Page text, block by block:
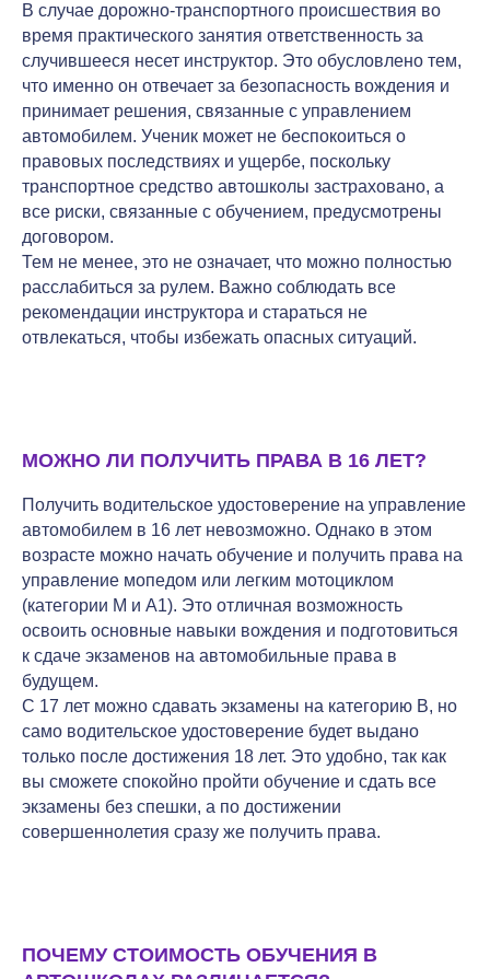
В случае дорожно-транспортного происшествия во
время практического занятия ответственность за
случившееся несет инструктор. Это обусловлено тем,
что именно он отвечает за безопасность вождения и
принимает решения, связанные с управлением
автомобилем. Ученик может не беспокоиться о
правовых последствиях и ущербе, поскольку
транспортное средство автошколы застраховано, а
все риски, связанные с обучением, предусмотрены
договором.
Тем не менее, это не означает, что можно полностью
расслабиться за рулем. Важно соблюдать все
рекомендации инструктора и стараться не
отвлекаться, чтобы избежать опасных ситуаций.
МОЖНО ЛИ ПОЛУЧИТЬ ПРАВА В 16 ЛЕТ?
Получить водительское удостоверение на управление
автомобилем в 16 лет невозможно. Однако в этом
возрасте можно начать обучение и получить права на
управление мопедом или легким мотоциклом
(категории M и A1). Это отличная возможность
освоить основные навыки вождения и подготовиться
к сдаче экзаменов на автомобильные права в
будущем.
С 17 лет можно сдавать экзамены на категорию B, но
само водительское удостоверение будет выдано
только после достижения 18 лет. Это удобно, так как
вы сможете спокойно пройти обучение и сдать все
экзамены без спешки, а по достижении
совершеннолетия сразу же получить права.
ПОЧЕМУ СТОИМОСТЬ ОБУЧЕНИЯ В